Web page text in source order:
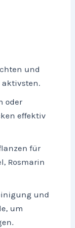
und
aktivsten.
oder
effektiv
für
Rosmarin
und
um